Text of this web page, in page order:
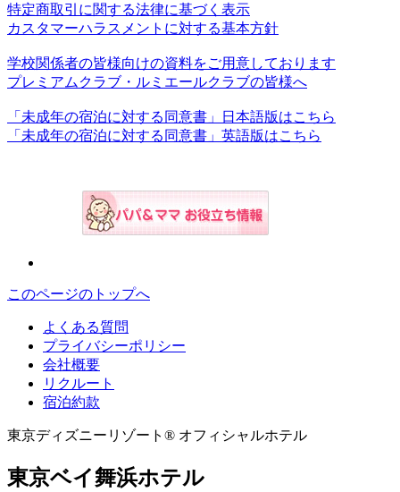
特定商取引に関する法律に基づく表示
カスタマーハラスメントに対する基本方針
学校関係者の皆様向けの資料をご用意しております
プレミアムクラブ・ルミエールクラブの皆様へ
「未成年の宿泊に対する同意書」日本語版はこちら
「未成年の宿泊に対する同意書」英語版はこちら
このページのトップへ
よくある質問
プライバシーポリシー
会社概要
リクルート
宿泊約款
東京ディズニーリゾート® オフィシャルホテル
東京ベイ舞浜ホテル